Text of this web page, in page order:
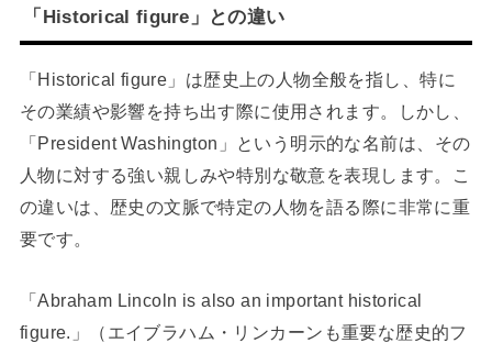
「Historical figure」との違い
「Historical figure」は歴史上の人物全般を指し、特に
その業績や影響を持ち出す際に使用されます。しかし、
「President Washington」という明示的な名前は、その
人物に対する強い親しみや特別な敬意を表現します。こ
の違いは、歴史の文脈で特定の人物を語る際に非常に重
要です。
「Abraham Lincoln is also an important historical
figure.」（エイブラハム・リンカーンも重要な歴史的フ